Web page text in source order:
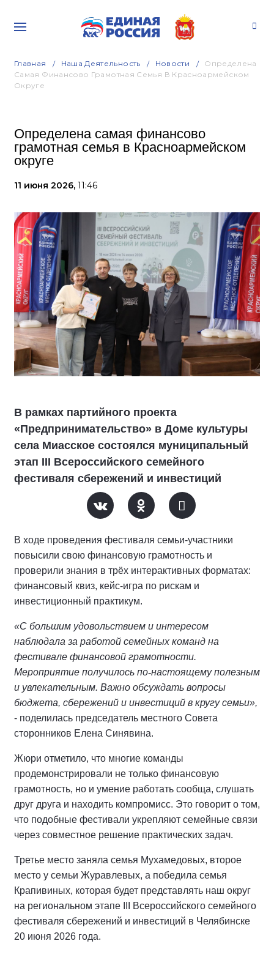
Главная Наша Деятельность Новости
Определена
Самая Финансово Грамотная Семья В Красноармейском
Округе
Определена самая финансово
грамотная семья в Красноармейском
округе
11 июня 2026, 11:46
В рамках партийного проекта
«Предпринимательство» в Доме культуры
села Миасское состоялся муниципальный
этап III Всероссийского семейного
фестиваля сбережений и инвестиций
В ходе проведения фестиваля семьи-участники
повысили свою финансовую грамотность и
проверили знания в трёх интерактивных форматах:
финансовый квиз, кейс-игра по рискам и
инвестиционный практикум.
«С большим удовольствием и интересом
наблюдала за работой семейных команд на
фестивале финансовой грамотности.
Мероприятие получилось по‑настоящему полезным
и увлекательным. Важно обсуждать вопросы
бюджета, сбережений и инвестиций в кругу семьи»,
- поделилась председатель местного Совета
сторонников Елена Синявина.
Жюри отметило, что многие команды
продемонстрировали не только финансовую
грамотность, но и умение работать сообща, слушать
друг друга и находить компромисс. Это говорит о том,
что подобные фестивали укрепляют семейные связи
через совместное решение практических задач.
Третье место заняла семья Мухамедовых, второе
место у семьи Журавлевых, а победила семья
Крапивиных, которая будет представлять наш округ
на региональном этапе III Всероссийского семейного
фестиваля сбережений и инвестиций в Челябинске
20 июня 2026 года.